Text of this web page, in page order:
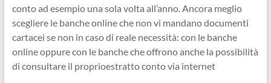
conto ad esempio una sola volta all’anno. Ancora meglio
scegliere le banche online che non vi mandano documenti
cartacei se non in caso di reale necessità: con le banche
online oppure con le banche che offrono anche la possibilità
di consultare il proprioestratto conto via internet